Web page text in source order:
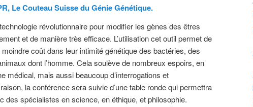
Le Couteau Suisse du Génie Génétique.
révolutionnaire pour modifier les gènes des êtres
et de manière très efficace. L’utilisation cet outil permet de
moindre coût dans leur intimité génétique des bactéries, des
dont l’homme. Cela soulève de nombreux espoirs, en
médical, mais aussi beaucoup d’interrogations et
la conférence sera suivie d’une table ronde qui permettra
des spécialistes en science, en éthique, et philosophie.